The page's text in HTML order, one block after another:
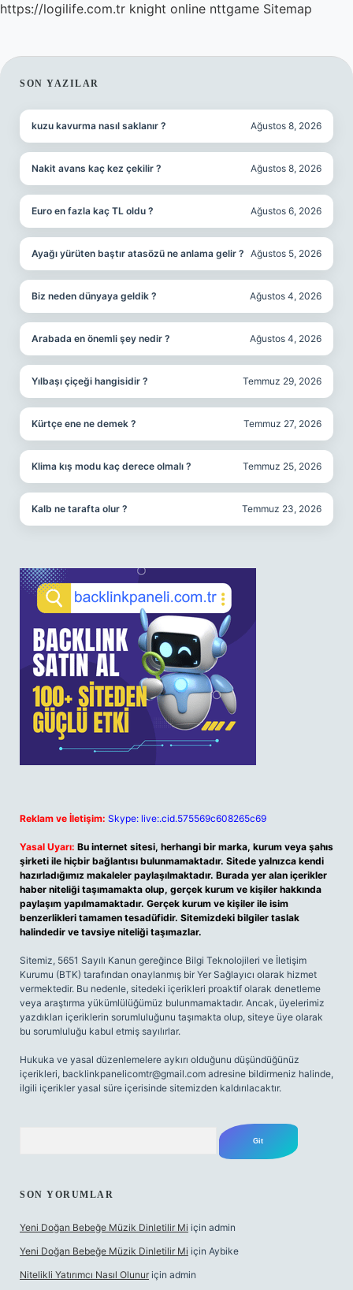
https://logilife.com.tr knight online nttgame Sitemap
SIDEBAR
SON YAZILAR
kuzu kavurma nasıl saklanır ? Ağustos 8, 2026
Nakit avans kaç kez çekilir ? Ağustos 8, 2026
Euro en fazla kaç TL oldu ? Ağustos 6, 2026
Ayağı yürüten baştır atasözü ne anlama gelir ? Ağustos 5, 2026
Biz neden dünyaya geldik ? Ağustos 4, 2026
Arabada en önemli şey nedir ? Ağustos 4, 2026
Yılbaşı çiçeği hangisidir ? Temmuz 29, 2026
Kürtçe ene ne demek ? Temmuz 27, 2026
Klima kış modu kaç derece olmalı ? Temmuz 25, 2026
Kalb ne tarafta olur ? Temmuz 23, 2026
Reklam ve İletişim: Skype: live:.cid.575569c608265c69
Yasal Uyarı: Bu internet sitesi, herhangi bir marka, kurum veya şahıs
şirketi ile hiçbir bağlantısı bulunmamaktadır. Sitede yalnızca kendi
hazırladığımız makaleler paylaşılmaktadır. Burada yer alan içerikler
haber niteliği taşımamakta olup, gerçek kurum ve kişiler hakkında
paylaşım yapılmamaktadır. Gerçek kurum ve kişiler ile isim
benzerlikleri tamamen tesadüfidir. Sitemizdeki bilgiler taslak
halindedir ve tavsiye niteliği taşımazlar.
Sitemiz, 5651 Sayılı Kanun gereğince Bilgi Teknolojileri ve İletişim
Kurumu (BTK) tarafından onaylanmış bir Yer Sağlayıcı olarak hizmet
vermektedir. Bu nedenle, sitedeki içerikleri proaktif olarak denetleme
veya araştırma yükümlülüğümüz bulunmamaktadır. Ancak, üyelerimiz
yazdıkları içeriklerin sorumluluğunu taşımakta olup, siteye üye olarak
bu sorumluluğu kabul etmiş sayılırlar.
Hukuka ve yasal düzenlemelere aykırı olduğunu düşündüğünüz
içerikleri, backlinkpanelicomtr@gmail.com adresine bildirmeniz halinde,
ilgili içerikler yasal süre içerisinde sitemizden kaldırılacaktır.
SON YORUMLAR
Yeni Doğan Bebeğe Müzik Dinletilir Mi için admin
Yeni Doğan Bebeğe Müzik Dinletilir Mi için Aybike
Nitelikli Yatırımcı Nasıl Olunur için admin